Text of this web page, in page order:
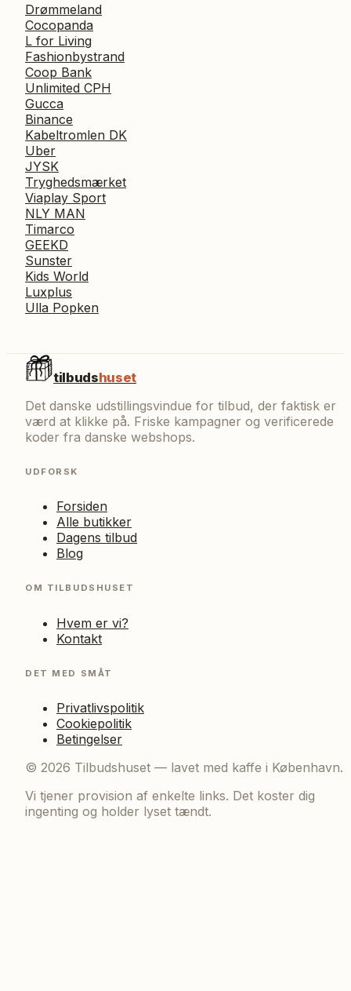
Drømmeland
Cocopanda
L for Living
Fashionbystrand
Coop Bank
Unlimited CPH
Gucca
Binance
Kabeltromlen DK
Uber
JYSK
Tryghedsmærket
Viaplay Sport
NLY MAN
Timarco
GEEKD
Sunster
Kids World
Luxplus
Ulla Popken
tilbudshuset
Det danske udstillingsvindue for tilbud, der faktisk er
værd at klikke på. Friske kampagner og verificerede
koder fra danske webshops.
UDFORSK
Forsiden
Alle butikker
Dagens tilbud
Blog
OM TILBUDSHUSET
Hvem er vi?
Kontakt
DET MED SMÅT
Privatlivspolitik
Cookiepolitik
Betingelser
© 2026 Tilbudshuset — lavet med kaffe i København.
Vi tjener provision af enkelte links. Det koster dig
ingenting og holder lyset tændt.